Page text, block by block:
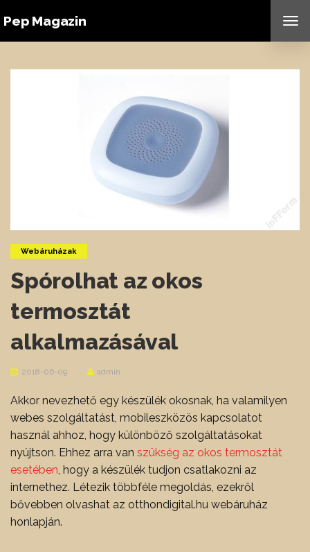
Pep Magazin
Webáruházak
Spórolhat az okos
termosztát
alkalmazásával
2018-06-09 admin
Akkor nevezhető egy készülék okosnak, ha valamilyen
webes szolgáltatást, mobileszközös kapcsolatot
használ ahhoz, hogy különböző szolgáltatásokat
nyújtson. Ehhez arra van szükség az okos termosztát
esetében, hogy a készülék tudjon csatlakozni az
internethez. Létezik többféle megoldás, ezekről
bővebben olvashat az otthondigital.hu webáruház
honlapján.